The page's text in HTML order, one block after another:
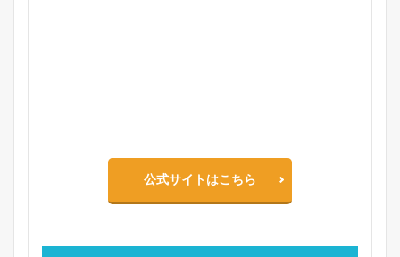
公式サイトはこちら